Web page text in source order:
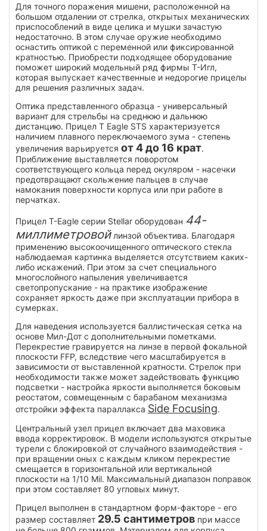
Для точного поражения мишени, расположенной на
большом отдалении от стрелка, открытых механических
приспособлений в виде целика и мушки зачастую
недостаточно. В этом случае оружие необходимо
оснастить оптикой с переменной или фиксированной
кратностью. Приобрести подходящее оборудование
поможет широкий модельный ряд фирмы Т-Игл,
которая выпускает качественные и недорогие прицелы
для решения различных задач.
Оптика представленного образца - универсальный
вариант для стрельбы на среднюю и дальнюю
дистанцию. Прицел T Eagle STS характеризуется
наличием плавного переключаемого зума - степень
увеличения варьируется от 4 до 16 крат.
Приближение выставляется поворотом
соответствующего кольца перед окуляром - насечки
предотвращают скольжение пальцев в случае
намокания поверхности корпуса или при работе в
перчатках.
Прицел T-Eagle серии Stellar оборудован 44-
миллиметровойлинзой объектива. Благодаря
применению высокоочищенного оптического стекла
наблюдаемая картинка выделяется отсутствием каких-
либо искажений. При этом за счет специального
многослойного напыления увеличивается
светопропускание - на практике изображение
сохраняет яркость даже при эксплуатации прибора в
сумерках.
Для наведения используется баллистическая сетка на
основе Мил-Дот с дополнительными пометками.
Перекрестие гравируется на линзе в первой фокальной
плоскости FFP, вследствие чего масштабируется в
зависимости от выставленной кратности. Стрелок при
необходимости также может задействовать функцию
подсветки - настройка яркости выполняется боковым
реостатом, совмещенным с барабаном механизма
отстройки эффекта параллакса Side Focusing.
Центральный узел прицел включает два маховика
ввода корректировок. В модели используются открытые
турели с блокировкой от случайного взаимодействия -
при вращении оных с каждым кликом перекрестие
смещается в горизонтальной или вертикальной
плоскости на 1/10 Mil. Максимальный диапазон поправок
при этом составляет 80 угловых минут.
Прицел выполнен в стандартном форм-факторе - его
размер составляет 29.5 сантиметров при массе